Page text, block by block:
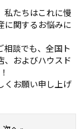
私たちはこれに慢
に関するお悩みに
相談でも、全国ト
、およびハウスド
くお願い申し上げ